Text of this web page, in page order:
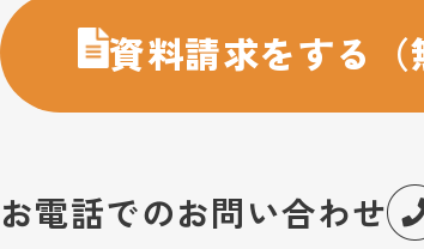
資料請求をする（
お電話でのお問い合わせ